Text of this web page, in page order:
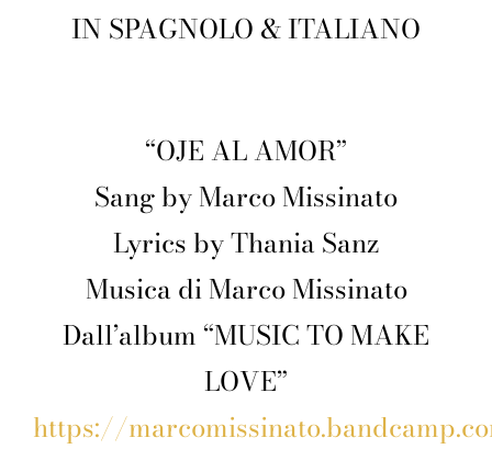
IN SPAGNOLO & ITALIANO
“OJE AL AMOR”
Sang by Marco Missinato
Lyrics by Thania Sanz
Musica di Marco Missinato
Dall’album “MUSIC TO MAKE
LOVE”
https://